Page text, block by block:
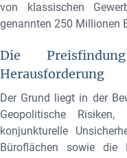
von klassischen
genannten 250 Millionen
Die
Herausforderung
Der Grund liegt in der
Geopolitische Risiken,
konjunkturelle
Büroflächen sowie die